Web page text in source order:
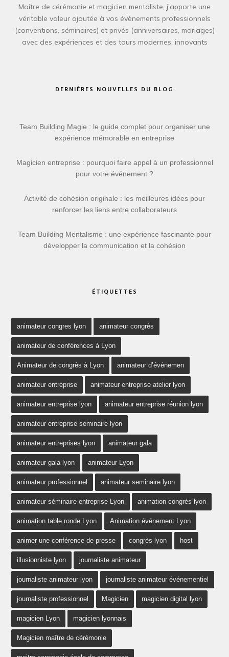
Maitre de cérémonie et magicien mentaliste, j’apporte une
véritable valeur ajoutée à vos évènements professionnels
(conventions, séminaires) et privés (anniversaires, mariages)
avec des expériences et des tours modernes, innovants
DERNIÈRES NOUVELLES DU BLOG
Team Building Magie : le guide complet pour organiser une
expérience mémorable en entreprise
Magicien entreprise : pourquoi faire appel à un professionnel
pour votre événement ?
Activité de cohésion originale : les meilleures idées pour
renforcer les liens entre collaborateurs
Team Building Mentalisme : une expérience fascinante pour
développer la communication et la cohésion
ÉTIQUETTES
animateur congres lyon animateur congrès
animateur de conférences à Lyon
Animateur de congrès à Lyon animateur d’événemen
animateur entreprise animateur entreprise atelier lyon
animateur entreprise lyon animateur entreprise réunion lyon
animateur entreprise seminaire lyon
animateur entreprises lyon animateur gala
animateur gala lyon animateur Lyon
animateur professionnel animateur seminaire lyon
animateur séminaire entreprise Lyon animation congrès lyon
animation table ronde Lyon Animation événement Lyon
animer une conférence de presse congrès lyon host
illusionniste lyon journaliste animateur
journaliste animateur lyon journaliste animateur événementiel
journaliste professionnel Magicien magicien digital lyon
magicien Lyon magicien lyonnais
Magicien maître de cérémonie